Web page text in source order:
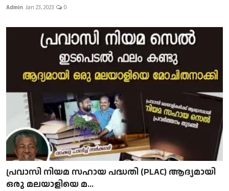
Admin Jan 23, 2023 0
പ്രവാസി നിയമ സഹായ പദ്ധതി (PLAC) ആദ്യമായി
ഒരു മലയാളിയെ മ...